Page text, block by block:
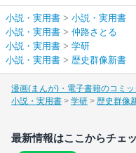
小説・実用書 > 小説・実用書
小説・実用書 > 仲路さとる
小説・実用書 > 学研
小説・実用書 > 歴史群像新書
漫画(まんが)・電子書籍のコミ
小説・実用書
学研 歴史群像
最新情報はここからチェッ